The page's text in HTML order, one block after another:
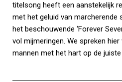
titelsong heeft een aanstekelijk
met het geluid van marcherende
het beschouwende ‘Forever
vol mijmeringen. We spreken
mannen met het hart op de